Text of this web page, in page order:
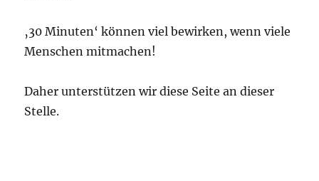
‚30 Minuten‘ können viel bewirken, wenn viele
Menschen mitmachen!
Daher unterstützen wir diese Seite an dieser
Stelle.